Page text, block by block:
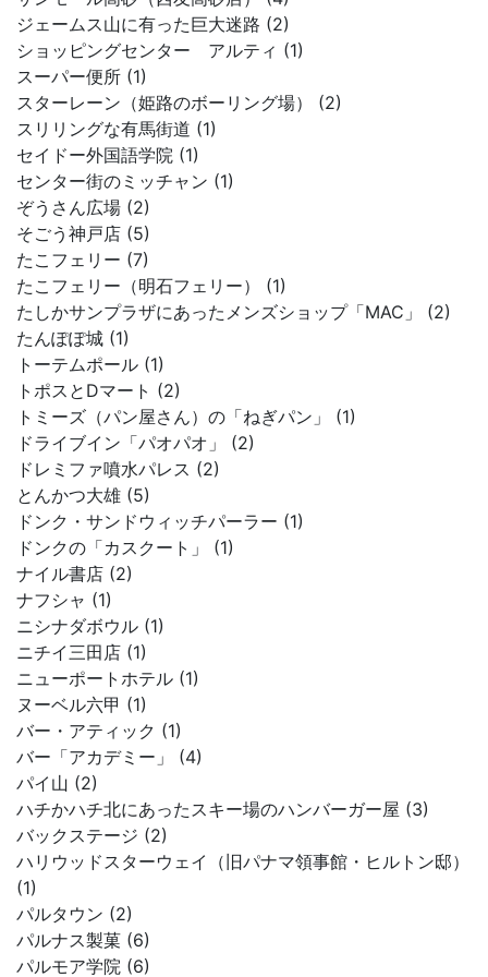
ジェームス山に有った巨大迷路 (2)
ショッピングセンター アルティ (1)
スーパー便所 (1)
スターレーン（姫路のボーリング場） (2)
スリリングな有馬街道 (1)
セイドー外国語学院 (1)
センター街のミッチャン (1)
ぞうさん広場 (2)
そごう神戸店 (5)
たこフェリー (7)
たこフェリー（明石フェリー） (1)
たしかサンプラザにあったメンズショップ「MAC」 (2)
たんぽぽ城 (1)
トーテムポール (1)
トポスとDマート (2)
トミーズ（パン屋さん）の「ねぎパン」 (1)
ドライブイン「パオパオ」 (2)
ドレミファ噴水パレス (2)
とんかつ大雄 (5)
ドンク・サンドウィッチパーラー (1)
ドンクの「カスクート」 (1)
ナイル書店 (2)
ナフシャ (1)
ニシナダボウル (1)
ニチイ三田店 (1)
ニューポートホテル (1)
ヌーベル六甲 (1)
バー・アティック (1)
バー「アカデミー」 (4)
パイ山 (2)
ハチかハチ北にあったスキー場のハンバーガー屋 (3)
バックステージ (2)
ハリウッドスターウェイ（旧パナマ領事館・ヒルトン邸）
(1)
パルタウン (2)
パルナス製菓 (6)
パルモア学院 (6)